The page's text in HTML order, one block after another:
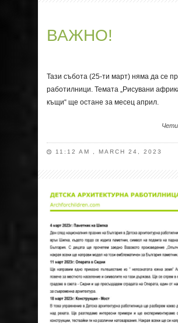
ВАЖНО!
Тази събота (25-ти март) няма да се
работилници. Темата „Рисувани
къщи“ ще остане за месец април.
11:12 AM , MARCH 24, 2023